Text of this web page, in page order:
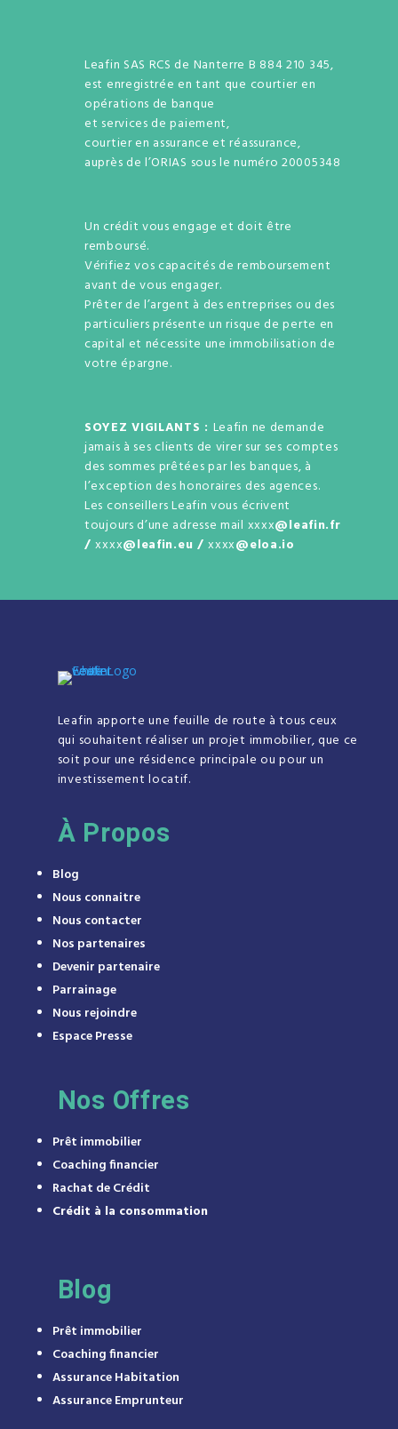
Leafin SAS RCS de Nanterre B 884 210 345,
est enregistrée en tant que courtier en
opérations de banque
et services de paiement,
courtier en assurance et réassurance,
auprès de l’ORIAS sous le numéro 20005348
Un crédit vous engage et doit être
remboursé.
Vérifiez vos capacités de remboursement
avant de vous engager.
Prêter de l’argent à des entreprises ou des
particuliers présente un risque de perte en
capital et nécessite une immobilisation de
votre épargne.
SOYEZ VIGILANTS : Leafin ne demande
jamais à ses clients de virer sur ses comptes
des sommes prêtées par les banques, à
l’exception des honoraires des agences.
Les conseillers Leafin vous écrivent
toujours d’une adresse mail xxxx@leafin.fr
/xxxx@leafin.eu /xxxx@eloa.io
Leafin apporte une feuille de route à tous ceux
qui souhaitent réaliser un projet immobilier, que ce
soit pour une résidence principale ou pour un
investissement locatif.
À Propos
Blog
Nous connaitre
Nous contacter
Nos partenaires
Devenir partenaire
Parrainage
Nous rejoindre
Espace Presse
Nos Offres
Prêt immobilier
Coaching financier
Rachat de Crédit
Crédit à la consommation
Blog
Prêt immobilier
Coaching financier
Assurance Habitation
Assurance Emprunteur